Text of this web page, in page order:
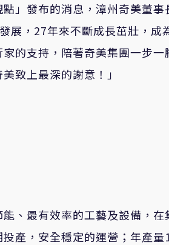
」發布的消息，漳州奇美董事
展，27年來不斷成長茁壯，成
的支持，陪著奇美集團一步一
致上最深的謝意！」
、最有效率的工藝及設備，在
產，安全穩定的運營；年產量